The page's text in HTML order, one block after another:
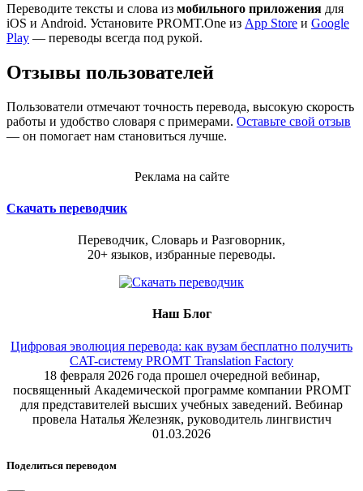
Переводите тексты и слова из мобильного приложения для
iOS и Android. Установите PROMT.One из App Store и Google
Play — переводы всегда под рукой.
Отзывы пользователей
Пользователи отмечают точность перевода, высокую скорость
работы и удобство словаря с примерами. Оставьте свой отзыв
— он помогает нам становиться лучше.
Реклама на сайте
Скачать переводчик
Переводчик, Словарь и Разговорник,
20+ языков, избранные переводы.
Наш Блог
Цифровая эволюция перевода: как вузам бесплатно получить
CAT-систему PROMT Translation Factory
18 февраля 2026 года прошел очередной вебинар,
посвященный Академической программе компании PROMT
для представителей высших учебных заведений. Вебинар
провела Наталья Железняк, руководитель лингвистич
01.03.2026
Поделиться переводом